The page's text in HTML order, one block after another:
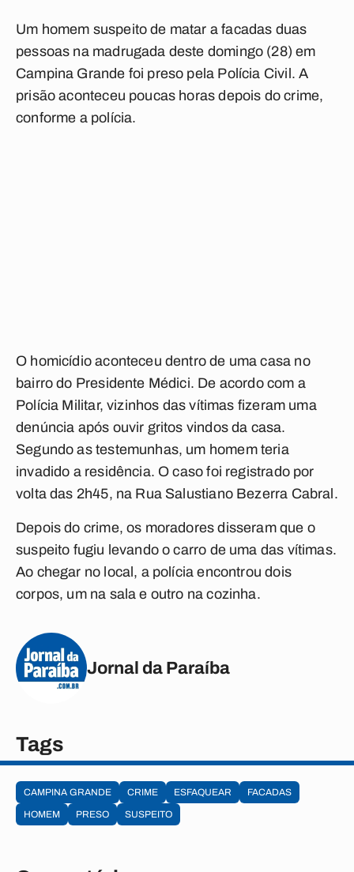
Um homem suspeito de matar a facadas duas
pessoas na madrugada deste domingo (28) em
Campina Grande foi preso pela Polícia Civil. A
prisão aconteceu poucas horas depois do crime,
conforme a polícia.
O homicídio aconteceu dentro de uma casa no
bairro do Presidente Médici. De acordo com a
Polícia Militar, vizinhos das vítimas fizeram uma
denúncia após ouvir gritos vindos da casa.
Segundo as testemunhas, um homem teria
invadido a residência. O caso foi registrado por
volta das 2h45, na Rua Salustiano Bezerra Cabral.
Depois do crime, os moradores disseram que o
suspeito fugiu levando o carro de uma das vítimas.
Ao chegar no local, a polícia encontrou dois
corpos, um na sala e outro na cozinha.
Jornal da Paraíba
Tags
CAMPINA GRANDE CRIME ESFAQUEAR
FACADAS
HOMEM
PRESO SUSPEITO